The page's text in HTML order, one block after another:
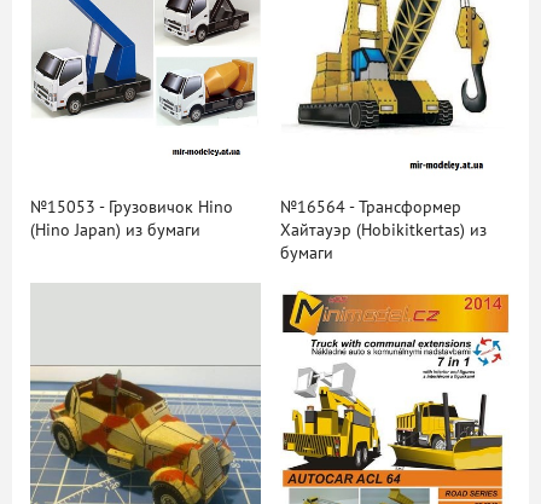
№15053 - Грузовичок Hino
(Hino Japan) из бумаги
№16564 - Трансформер
Хайтауэр (Hobikitkertas) из
бумаги